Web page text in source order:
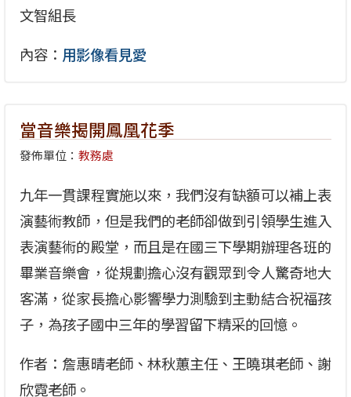
文智組長
內容： 用影像看見愛
當音樂揭開鳳凰花季
發佈單位：教務處
九年一貫課程實施以來，我們沒有缺額可以補上表
演藝術教師，但是我們的老師卻做到引領學生進入
表演藝術的殿堂，而且是在國三下學期辦理各班的
畢業音樂會，從規劃擔心沒有觀眾到令人驚奇地大
客滿，從家長擔心影響學力測驗到主動結合祝福孩
子，為孩子國中三年的學習留下精采的回憶。
作者：詹惠晴老師、林秋蕙主任、王曉琪老師、謝
欣霓老師。